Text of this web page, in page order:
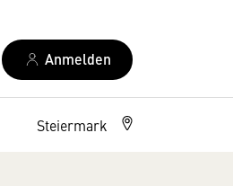
Anmelden
Steiermark